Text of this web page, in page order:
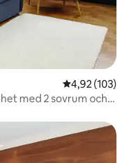
4,92 av 5 i
4,92 (103)
med 2 sovrum och